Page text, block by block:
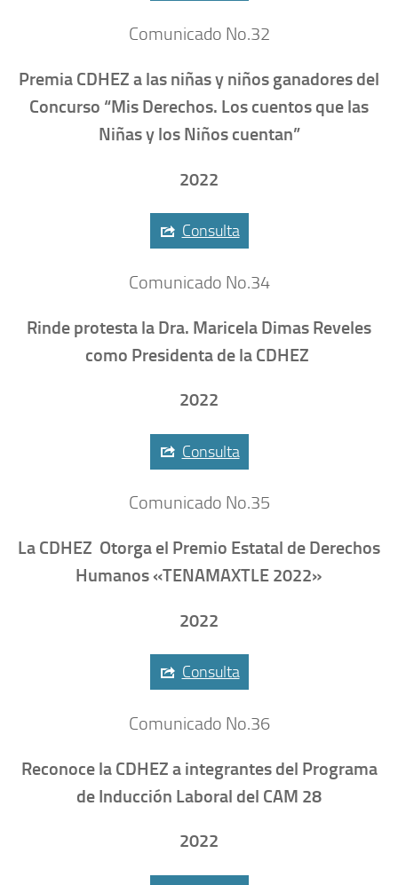
Comunicado No.32
Premia CDHEZ a las niñas y niños ganadores del
Concurso “Mis Derechos. Los cuentos que las
Niñas y los Niños cuentan”
2022
Consulta
Comunicado No.34
Rinde protesta la Dra. Maricela Dimas Reveles
como Presidenta de la CDHEZ
2022
Consulta
Comunicado No.35
La CDHEZ Otorga el Premio Estatal de Derechos
Humanos «TENAMAXTLE 2022»
2022
Consulta
Comunicado No.36
Reconoce la CDHEZ a integrantes del Programa
de Inducción Laboral del CAM 28
2022